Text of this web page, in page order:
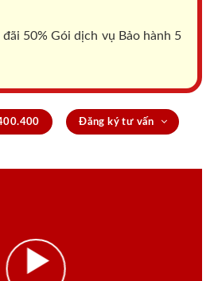
50% Gói dịch vụ Bảo hành 5
Đăng ký tư vấn